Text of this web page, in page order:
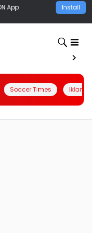
App Install
Soccer Times Iklanin